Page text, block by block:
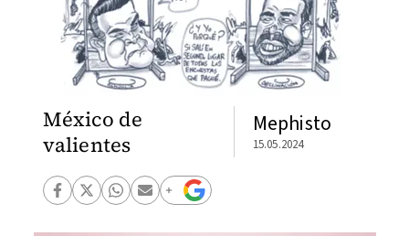
México de
valientes
Mephisto
15.05.2024